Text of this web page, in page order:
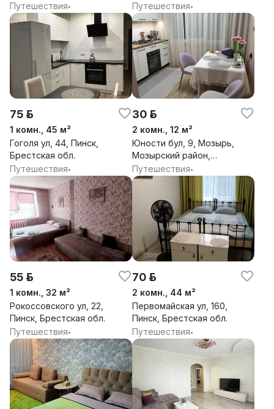
Путешествия•
Путешествия•
75 р.
1 комн., 45 м²
Гоголя ул, 44, Пинск,
Брестская обл.
Путешествия•
30 р.
2 комн., 12 м²
Юности бул, 9, Мозырь,
Мозырский район,
Гомельская обл.
Путешествия•
55 р.
1 комн., 32 м²
Рокоссовского ул, 22,
Пинск, Брестская обл.
Путешествия•
70 р.
2 комн., 44 м²
Первомайская ул, 160,
Пинск, Брестская обл.
Путешествия•